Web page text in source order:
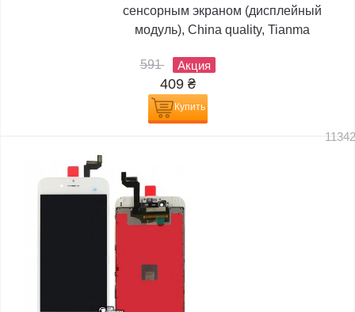
сенсорным экраном (дисплейный
модуль), China quality, Tianma
591 Акция
409 ₴
Купить